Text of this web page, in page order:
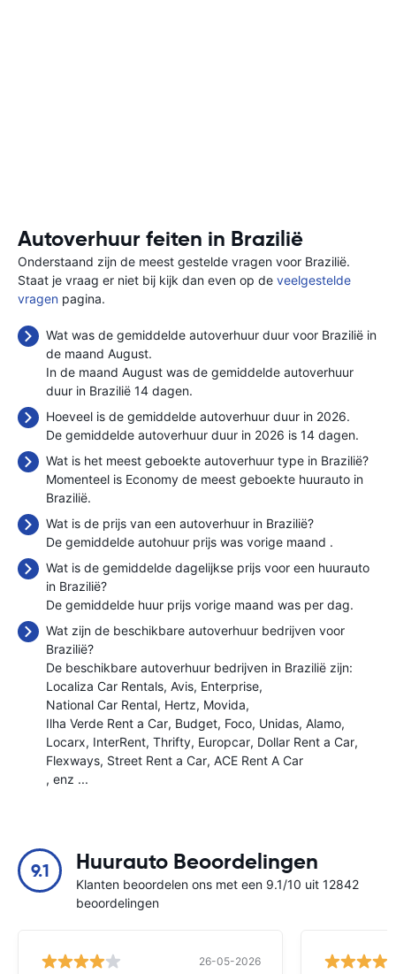
Autoverhuur feiten in Brazilië
Onderstaand zijn de meest gestelde vragen voor Brazilië.
Staat je vraag er niet bij kijk dan even op de veelgestelde
vragen pagina.
Wat was de gemiddelde autoverhuur duur voor Brazilië in
de maand August.
In de maand August was de gemiddelde autoverhuur
duur in Brazilië 14 dagen.
Hoeveel is de gemiddelde autoverhuur duur in 2026.
De gemiddelde autoverhuur duur in 2026 is 14 dagen.
Wat is het meest geboekte autoverhuur type in Brazilië?
Momenteel is Economy de meest geboekte huurauto in
Brazilië.
Wat is de prijs van een autoverhuur in Brazilië?
De gemiddelde autohuur prijs was vorige maand .
Wat is de gemiddelde dagelijkse prijs voor een huurauto
in Brazilië?
De gemiddelde huur prijs vorige maand was per dag.
Wat zijn de beschikbare autoverhuur bedrijven voor
Brazilië?
De beschikbare autoverhuur bedrijven in Brazilië zijn:
Localiza Car Rentals Avis Enterprise
National Car Rental Hertz Movida
Ilha Verde Rent a Car Budget Foco Unidas Alamo
Locarx InterRent Thrifty Europcar Dollar Rent a Car
Flexways Street Rent a Car ACE Rent A Car
, enz ...
9.1 Huurauto Beoordelingen
Klanten beoordelen ons met een 9.1/10 uit 12842
beoordelingen
26-05-2026